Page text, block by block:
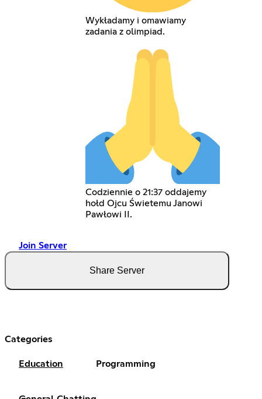
Wykładamy i omawiamy
zadania z olimpiad.
Codziennie o 21:37 oddajemy
hołd Ojcu Świetemu Janowi
Pawłowi II.
Join Server
Share Server
Categories
Education Programming